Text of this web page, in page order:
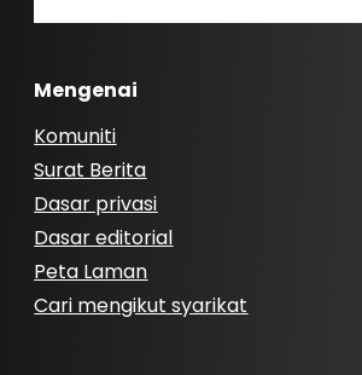
Mengenai
Komuniti
Surat Berita
Dasar privasi
Dasar editorial
Peta Laman
Cari mengikut syarikat